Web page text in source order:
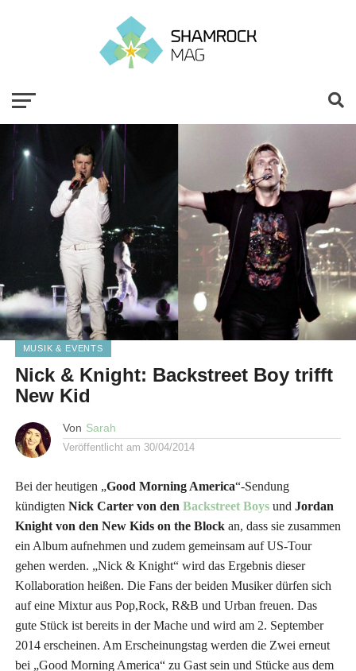
MUSIK & EVENTS
Nick & Knight: Backstreet Boy trifft
New Kid
Von Sarah
Veröffentlicht am 30/04/2014
Bei der heutigen „Good Morning America“-Sendung
kündigten Nick Carter von den Backstreet Boysund Jordan
Knight von den New Kids on the Blockan, dass sie zusammen
ein Album aufnehmen und zudem gemeinsam auf US-Tour
gehen werden. „Nick & Knight“ wird das Ergebnis dieser
Kollaboration heißen. Die Fans der beiden Musiker dürfen sich
auf eine Mixtur aus Pop,Rock, R&B und Urban freuen. Das
gute Stück ist bereits in der Mache und wird am 2. September
2014 erscheinen. Am Erscheinungstag werden die Zwei erneut
bei „Good Morning America“ zu Gast sein und Stücke aus dem